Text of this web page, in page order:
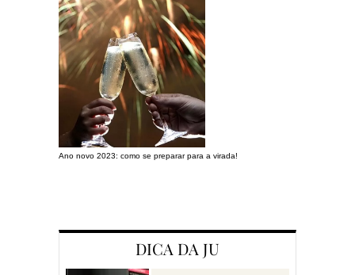
Ano novo 2023: como se preparar para a virada!
DICA DA JU